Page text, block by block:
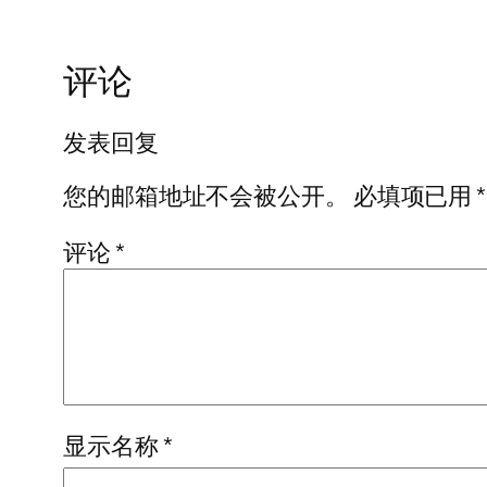
评论
发表回复
您的邮箱地址不会被公开。
必填项已用*
评论*
显示名称*